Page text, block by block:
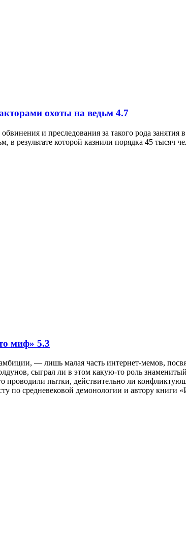
охоты на ведьм 4.7
и преследования за такого рода
результате которой казнили порядка 45 тысяч
миф» 5.3
— лишь малая часть интернет-мемов,
сыграл ли в этом какую-то роль
пытки, действительно ли
по средневековой демонологии и автору